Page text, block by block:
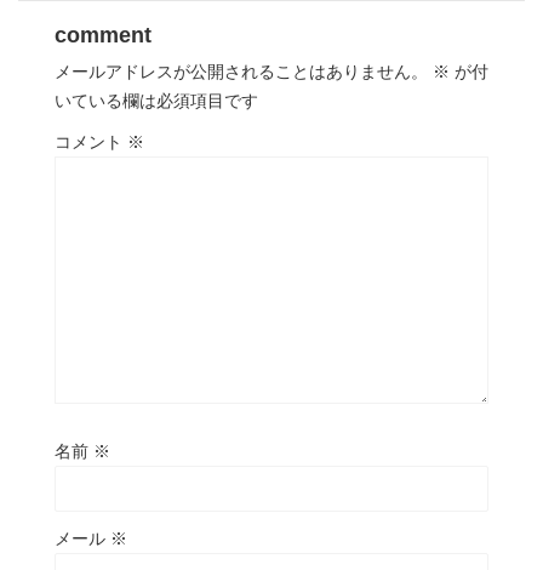
comment
メールアドレスが公開されることはありません。 ※ が付
いている欄は必須項目です
コメント ※
名前 ※
メール ※